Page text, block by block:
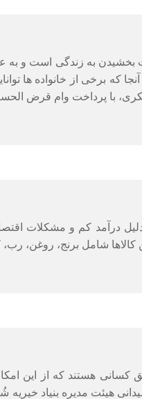
به زندگی است و به
از خانواده ها
شُکری، با پرداخت وام قرض
درآمد کم و مشکلات
کالاها شامل برنج،
هستند که از این
میدانی هیئت مدیره بنیاد